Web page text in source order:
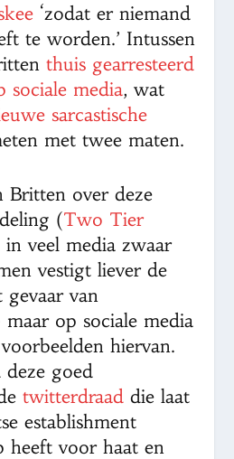
‘zodat er niemand
te worden.’ Intussen
thuis gearresteerd
sociale media, wat
sarcastische
met twee maten.
Britten over deze
(Two Tier
veel media zwaar
vestigt liever de
gevaar van
op sociale media
hiervan.
goed
twitterdraad die laat
establishment
heeft voor haat en